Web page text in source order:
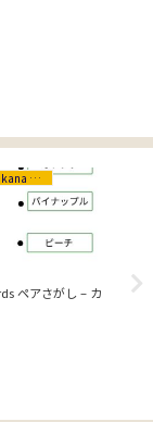
Hiragana/Katakana ひらがな/カタカナ
ペアさがし – カ 【